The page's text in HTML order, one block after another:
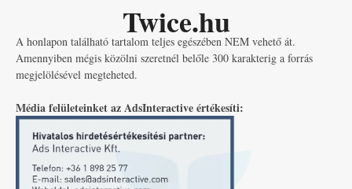
Twice.hu
A honlapon található tartalom teljes egészében NEM vehető át.
Amennyiben mégis közölni szeretnél belőle 300 karakterig a forrás
megjelölésével megteheted.
Média felületeinket az AdsInteractive értékesíti: